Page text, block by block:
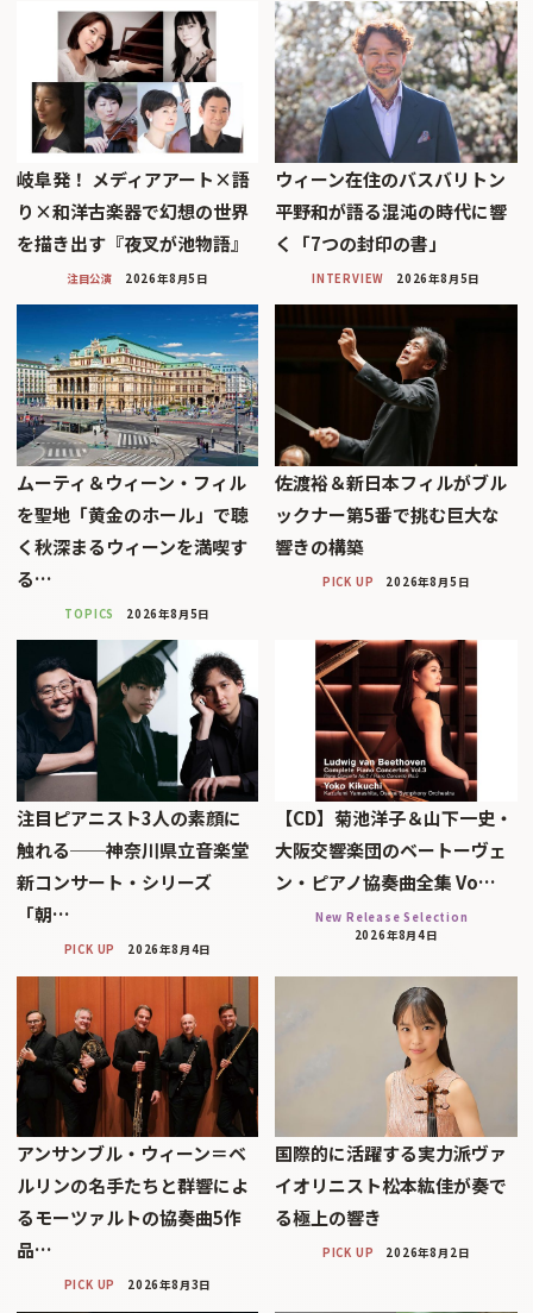
岐阜発！ メディアアート×語
り×和洋古楽器で幻想の世界
を描き出す『夜叉が池物語』
注目公演 2026年8月5日
ウィーン在住のバスバリトン
平野和が語る混沌の時代に響
く「7つの封印の書」
INTERVIEW 2026年8月5日
ムーティ＆ウィーン・フィル
を聖地「黄金のホール」で聴
く秋深まるウィーンを満喫す
る…
TOPICS 2026年8月5日
佐渡裕＆新日本フィルがブル
ックナー第5番で挑む巨大な
響きの構築
PICK UP 2026年8月5日
注目ピアニスト3人の素顔に
触れる──神奈川県立音楽堂
新コンサート・シリーズ
「朝…
PICK UP 2026年8月4日
【CD】菊池洋子＆山下一史・
大阪交響楽団のベートーヴェ
ン・ピアノ協奏曲全集 Vo…
New Release Selection
2026年8月4日
アンサンブル・ウィーン＝ベ
ルリンの名手たちと群響によ
るモーツァルトの協奏曲5作
品…
PICK UP 2026年8月3日
国際的に活躍する実力派ヴァ
イオリニスト松本紘佳が奏で
る極上の響き
PICK UP 2026年8月2日